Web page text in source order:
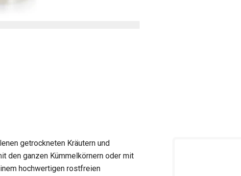
getrockneten Kräutern und
den ganzen Kümmelkörnern oder mit
hochwertigen rostfreien